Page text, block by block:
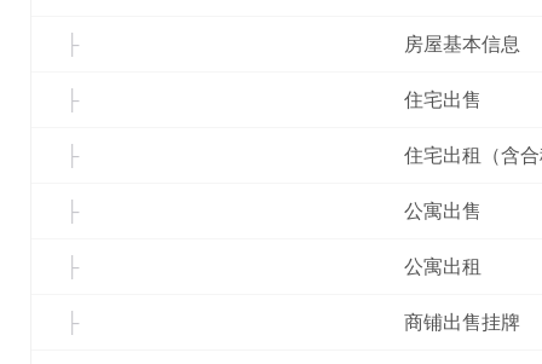
房屋基本信息
住宅出售
住宅出租（含
公寓出售
公寓出租
商铺出售挂牌